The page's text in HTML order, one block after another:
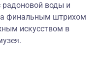
радоновой воды и
а финальным штрихом
искусством в